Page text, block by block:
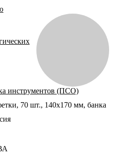
инструментов (ПСО)
70 шт., 140х170 мм, банка